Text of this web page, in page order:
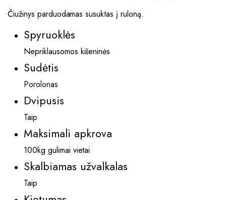
Čiužinys parduodamas susuktas į ruloną.
Spyruoklės
Nepriklausomos kišeninės
Sudėtis
Porolonas
Dvipusis
Taip
Maksimali apkrova
100kg gulimai vietai
Skalbiamas užvalkalas
Taip